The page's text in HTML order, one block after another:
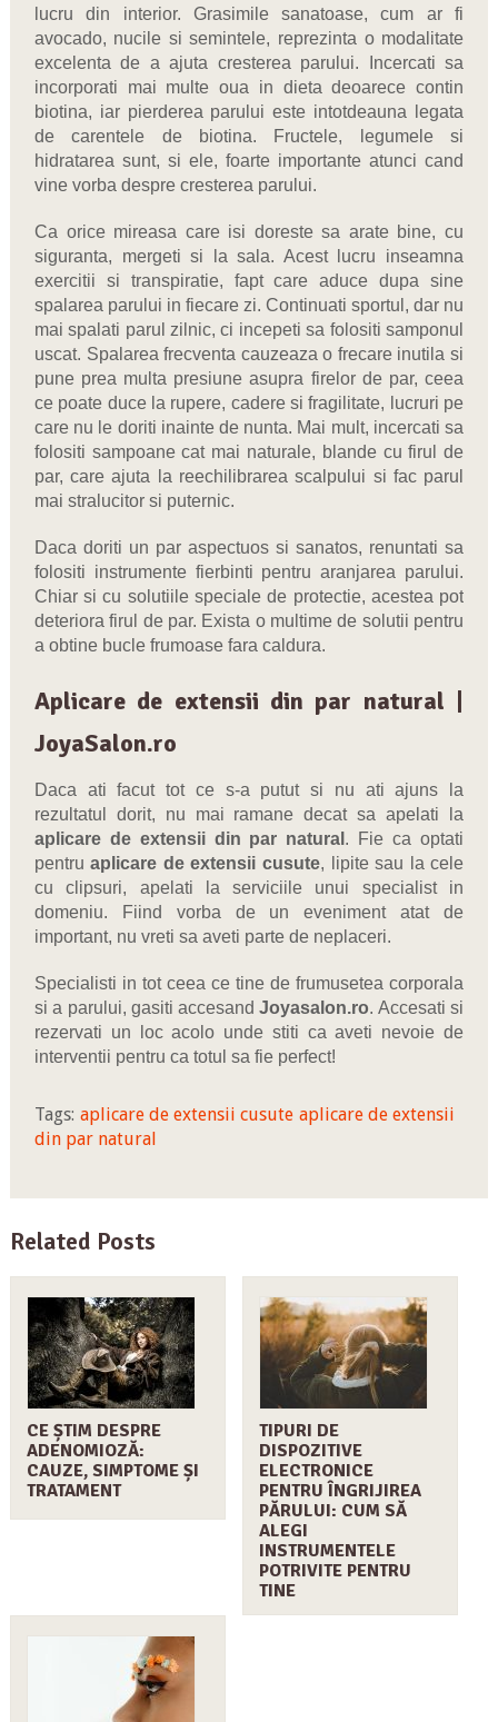
lucru din interior. Grasimile sanatoase, cum ar fi
avocado, nucile si semintele, reprezinta o modalitate
excelenta de a ajuta cresterea parului. Incercati sa
incorporati mai multe oua in dieta deoarece contin
biotina, iar pierderea parului este intotdeauna legata
de carentele de biotina. Fructele, legumele si
hidratarea sunt, si ele, foarte importante atunci cand
vine vorba despre cresterea parului.
Ca orice mireasa care isi doreste sa arate bine, cu
siguranta, mergeti si la sala. Acest lucru inseamna
exercitii si transpiratie, fapt care aduce dupa sine
spalarea parului in fiecare zi. Continuati sportul, dar nu
mai spalati parul zilnic, ci incepeti sa folositi samponul
uscat. Spalarea frecventa cauzeaza o frecare inutila si
pune prea multa presiune asupra firelor de par, ceea
ce poate duce la rupere, cadere si fragilitate, lucruri pe
care nu le doriti inainte de nunta. Mai mult, incercati sa
folositi sampoane cat mai naturale, blande cu firul de
par, care ajuta la reechilibrarea scalpului si fac parul
mai stralucitor si puternic.
Daca doriti un par aspectuos si sanatos, renuntati sa
folositi instrumente fierbinti pentru aranjarea parului.
Chiar si cu solutiile speciale de protectie, acestea pot
deteriora firul de par. Exista o multime de solutii pentru
a obtine bucle frumoase fara caldura.
Aplicare de extensii din par natural |
JoyaSalon.ro
Daca ati facut tot ce s-a putut si nu ati ajuns la
rezultatul dorit, nu mai ramane decat sa apelati la
aplicare de extensii din par natural . Fie ca optati
pentruaplicare de extensii cusute, lipite sau la cele
cu clipsuri, apelati la serviciile unui specialist in
domeniu. Fiind vorba de un eveniment atat de
important, nu vreti sa aveti parte de neplaceri.
Specialisti in tot ceea ce tine de frumusetea corporala
si a parului, gasiti accesandJoyasalon.ro. Accesati si
rezervati un loc acolo unde stiti ca aveti nevoie de
interventii pentru ca totul sa fie perfect!
Tags: aplicare de extensii cusute aplicare de extensii
din par natural
Related Posts
CE ȘTIM DESPRE
ADENOMIOZĂ:
CAUZE, SIMPTOME ȘI
TRATAMENT
TIPURI DE
DISPOZITIVE
ELECTRONICE
PENTRU ÎNGRIJIREA
PĂRULUI: CUM SĂ
ALEGI
INSTRUMENTELE
POTRIVITE PENTRU
TINE